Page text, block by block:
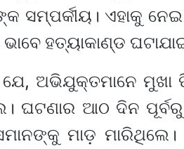
ସମ୍ପର୍କୀୟ। ଏହାକୁ ନେଇ
ହତ୍ୟାକାଣ୍ଡ
ଅଭିଯୁକ୍ତମାନେ
ଘଟଣାର ଆଠ ଦିନ ପୂର୍ବରୁ
ମାଡ଼